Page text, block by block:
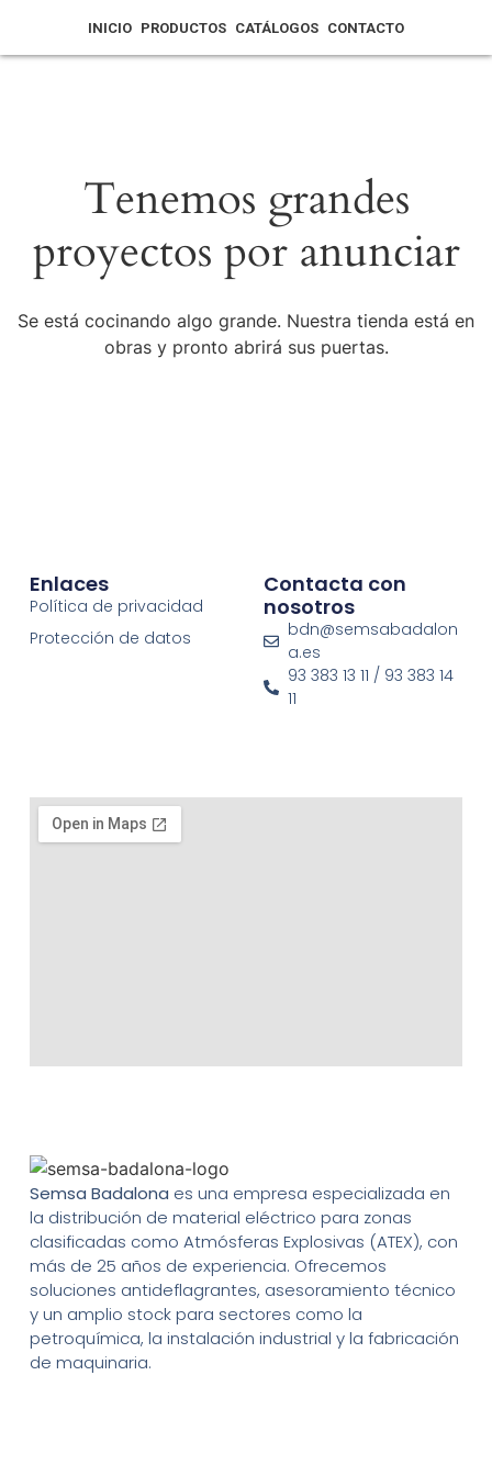
INICIO PRODUCTOS CATÁLOGOS CONTACTO
Tenemos grandes
proyectos por anunciar
Se está cocinando algo grande. Nuestra tienda está en
obras y pronto abrirá sus puertas.
Semsa Badalona es una empresa especializada en
la distribución de material eléctrico para zonas
clasificadas como Atmósferas Explosivas (ATEX), con
más de 25 años de experiencia. Ofrecemos
soluciones antideflagrantes, asesoramiento técnico
y un amplio stock para sectores como la
petroquímica, la instalación industrial y la fabricación
de maquinaria.
Enlaces
Política de privacidad
Protección de datos
Contacta con
nosotros
bdn@semsabadalon
a.es
93 383 13 11 / 93 383 14
11